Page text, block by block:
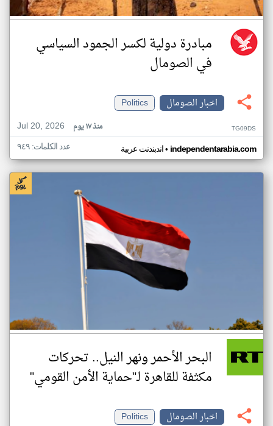
مبادرة دولية لكسر الجمود السياسي
في الصومال
اخبار الصومال
Politics
Jul 20, 2026
منذ ١٧ يوم TG09DS
اندبندنت عربية• independentarabia.com عدد الكلمات: ٩٤٩
البحر الأحمر ونهر النيل.. تحركات
مكثفة للقاهرة لـ"حماية الأمن القومي"
اخبار الصومال
Politics